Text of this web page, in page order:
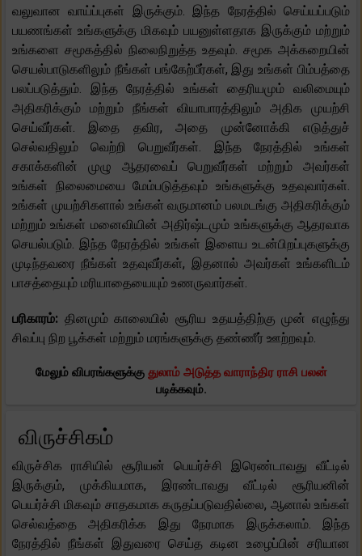
வலுவான வாய்ப்புகள் இருக்கும். இந்த நேரத்தில் செய்யப்படும்
பயணங்கள் உங்களுக்கு மிகவும் பயனுள்ளதாக இருக்கும் மற்றும்
உங்களை சமூகத்தில் நிலைநிறுத்த உதவும். சமூக அக்கறையின்
செயல்பாடுகளிலும் நீங்கள் பங்கேற்பீர்கள், இது உங்கள் பிம்பத்தை
பலப்படுத்தும். இந்த நேரத்தில் உங்கள் தைரியமும் வலிமையும்
அதிகரிக்கும் மற்றும் நீங்கள் வியாபாரத்திலும் அதிக முயற்சி
செய்வீர்கள். இதை தவிர, அதை முன்னோக்கி எடுத்துச்
செல்வதிலும் வெற்றி பெறுவீர்கள். இந்த நேரத்தில் உங்கள்
சகாக்களின் முழு ஆதரவைப் பெறுவீர்கள் மற்றும் அவர்கள்
உங்கள் நிலைமையை மேம்படுத்தவும் உங்களுக்கு உதவுவார்கள்.
உங்கள் முயற்சிகளால் உங்கள் வருமானம் பலமடங்கு அதிகரிக்கும்
மற்றும் உங்கள் மனைவியின் அதிர்ஷ்டமும் உங்களுக்கு ஆதரவாக
செயல்படும். இந்த நேரத்தில் உங்கள் இளைய உடன்பிறப்புகளுக்கு
முடிந்தவரை நீங்கள் உதவுவீர்கள், இதனால் அவர்கள் உங்களிடம்
பாசத்தையும் மரியாதையையும் உணருவார்கள்.
பரிகாரம்: தினமும் காலையில் சூரிய உதயத்திற்கு முன் எழுந்து
சிவப்பு நிற பூக்கள் மற்றும் மரங்களுக்கு தண்ணீர் ஊற்றவும்.
மேலும் விபரங்களுக்கு துலாம் அடுத்த வாராந்திர ராசி பலன்
படிக்கவும்.
விருச்சிகம்
விருச்சிக ராசியில் சூரியன் பெயர்ச்சி இரெண்டாவது வீட்டில்
இருக்கும், முக்கியமாக, இரண்டாவது வீட்டில் சூரியனின்
பெயர்ச்சி மிகவும் சாதகமாக கருதப்படுவதில்லை, ஆனால் உங்கள்
செல்வத்தை அதிகரிக்க இது நேரமாக இருக்கலாம். இந்த
நேரத்தில் நீங்கள் இதுவரை செய்த கடின உழைப்பின் சரியான